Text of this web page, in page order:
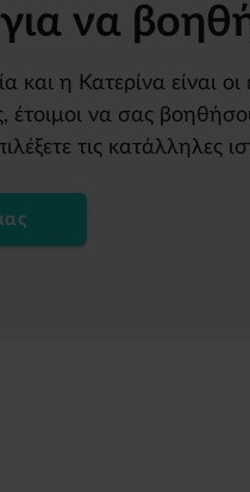
να
η Κατερίνα είναι οι
να σας
τις κατάλληλες